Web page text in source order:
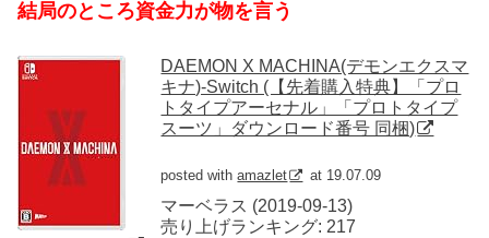
結局のところ資金力が物を言う
DAEMON X MACHINA(デモンエクスマ
キナ)-Switch (【先着購入特典】「プロ
トタイプアーセナル」「プロトタイプ
スーツ」ダウンロード番号 同梱)
posted withamazlet at 19.07.09
マーベラス (2019-09-13)
売り上げランキング: 217